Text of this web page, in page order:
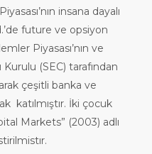
insana dayalı
future ve opsiyon
Piyasası’nın ve
(SEC) tarafından
çeşitli banka ve
katılmıştır. İki çocuk
Markets” (2003) adlı